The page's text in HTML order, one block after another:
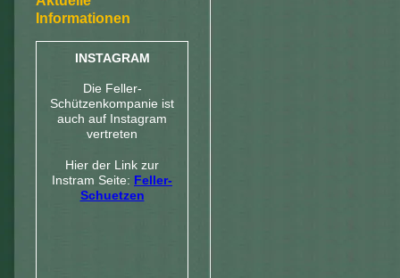
Informationen
INSTAGRAM
Die Feller-
Schützenkompanie ist
auch auf Instagram
vertreten
Hier der Link zur
Instram Seite: Feller-
Schuetzen